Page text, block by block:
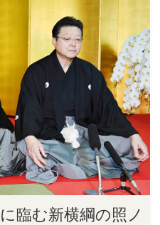
臨む新横綱の照ノ